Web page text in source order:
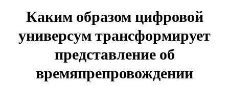
Каким образом цифровой
универсум трансформирует
представление об
времяпрепровождении